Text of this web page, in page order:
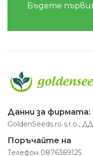
Бъдете
Данни за фирмата:
GoldenSeeds.ro s.r.o.,
Поръчайте на
Телефон 0876369125